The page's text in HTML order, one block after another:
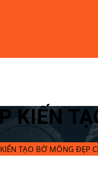
KIẾN
TẠO BỜ MÔNG ĐẸP